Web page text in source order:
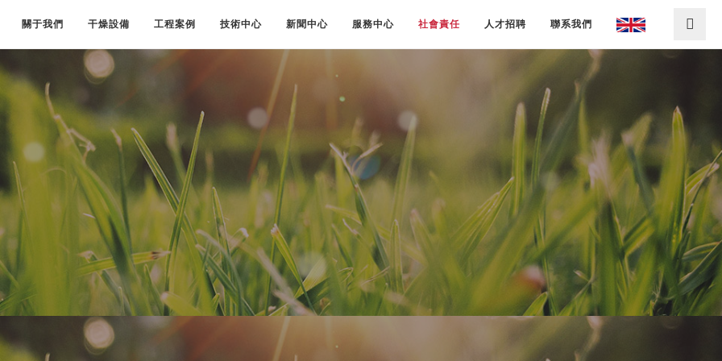
關于我們 干燥設備 工程案例 技術中心 新聞中心 服務中心 社會責任 人才招聘 聯系我們